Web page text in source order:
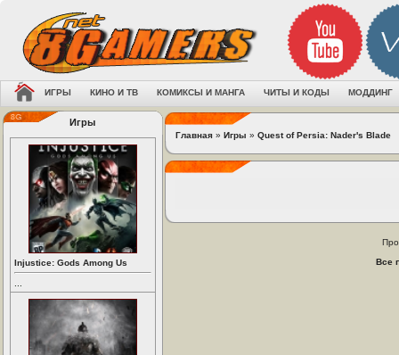
ИГРЫ КИНО И ТВ КОМИКСЫ И МАНГА ЧИТЫ И КОДЫ МОДДИНГ
Игры
Injustice: Gods Among Us
Главная » Игры » Quest of Persia: Nader's Blade
Все